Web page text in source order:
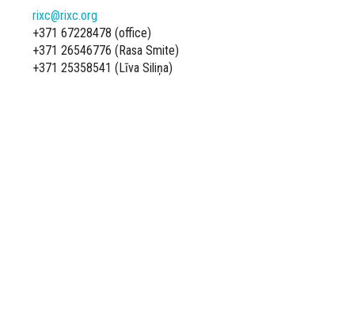
rixc@rixc.org
+371 67228478 (office)
+371 26546776 (Rasa Smite)
+371 25358541 (Līva Siliņa)